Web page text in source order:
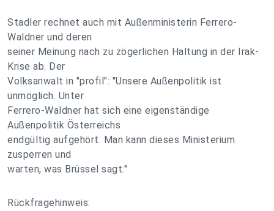
Stadler rechnet auch mit Außenministerin Ferrero-
Waldner und deren
seiner Meinung nach zu zögerlichen Haltung in der Irak-
Krise ab. Der
Volksanwalt in "profil": "Unsere Außenpolitik ist
unmöglich. Unter
Ferrero-Waldner hat sich eine eigenständige
Außenpolitik Österreichs
endgültig aufgehört. Man kann dieses Ministerium
zusperren und
warten, was Brüssel sagt."
Rückfragehinweis: